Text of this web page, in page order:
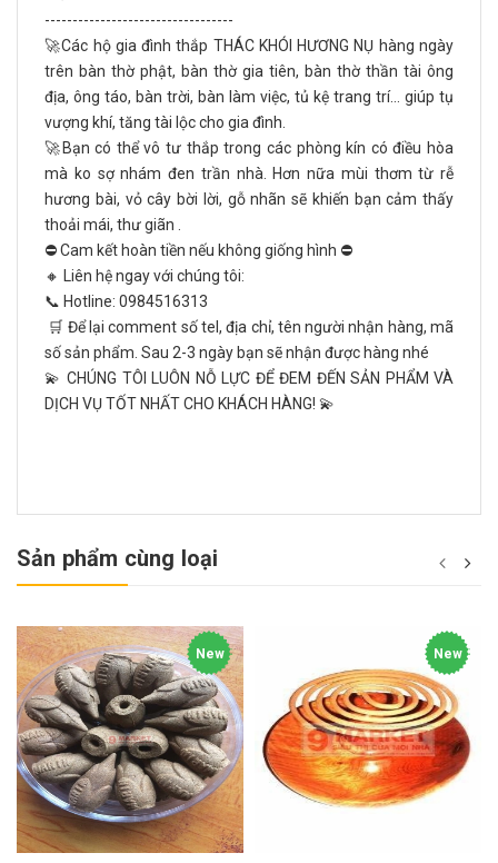
----------------------------------
🚀Các hộ gia đình thắp THÁC KHÓI HƯƠNG NỤ hàng ngày
trên bàn thờ phật, bàn thờ gia tiên, bàn thờ thần tài ông
địa, ông táo, bàn trời, bàn làm việc, tủ kệ trang trí… giúp tụ
vượng khí, tăng tài lộc cho gia đình.
🚀Bạn có thể vô tư thắp trong các phòng kín có điều hòa
mà ko sợ nhám đen trần nhà. Hơn nữa mùi thơm từ rễ
hương bài, vỏ cây bời lời, gỗ nhãn sẽ khiến bạn cảm thấy
thoải mái, thư giãn .
⛔ Cam kết hoàn tiền nếu không giống hình ⛔
🔸 Liên hệ ngay với chúng tôi:
📞 Hotline: 0984516313
🛒 Để lại comment số tel, địa chỉ, tên người nhận hàng, mã
số sản phẩm. Sau 2-3 ngày bạn sẽ nhận được hàng nhé
💫 CHÚNG TÔI LUÔN NỖ LỰC ĐỂ ĐEM ĐẾN SẢN PHẨM VÀ
DỊCH VỤ TỐT NHẤT CHO KHÁCH HÀNG! 💫
Sản phẩm cùng loại
New New